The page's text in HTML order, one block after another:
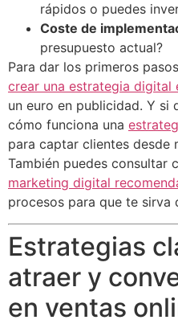
rápidos o puedes
Coste de
presupuesto actual?
Para dar los primeros
crear una estrategia digital
un euro en publicidad. Y si
cómo funciona una
para captar clientes desde
También puedes consultar
marketing digital
procesos para que te sirva
Estrategias
atraer y
en ventas